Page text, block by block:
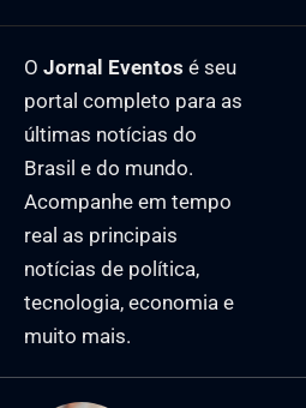
O Jornal Eventos é seu
portal completo para as
últimas notícias do
Brasil e do mundo.
Acompanhe em tempo
real as principais
notícias de política,
tecnologia, economia e
muito mais.